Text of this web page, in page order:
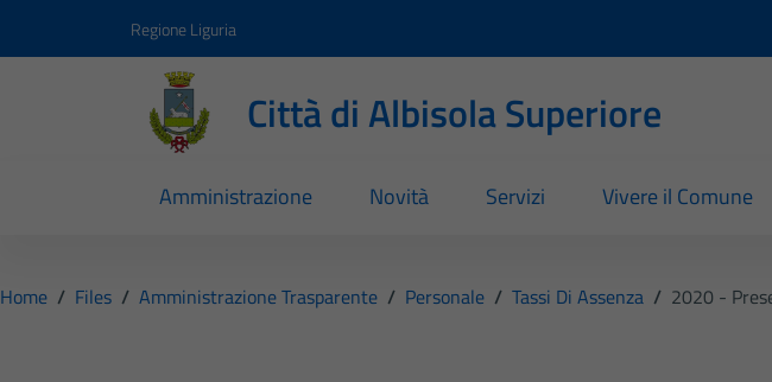
Regione Liguria
Città di Albisola Superiore
Amministrazione Novità Servizi Vivere il Comune
Home / Files / Amministrazione Trasparente / Personale / Tassi Di Assenza / 2020 -